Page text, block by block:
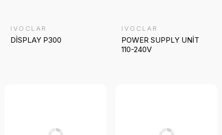
IVOCLAR
DİSPLAY P300
IVOCLAR
POWER SUPPLY UNİT
110-240V